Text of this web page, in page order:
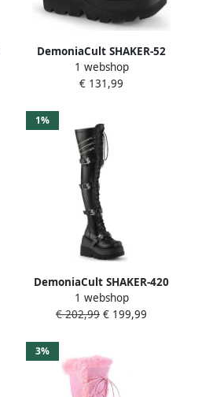
DemoniaCult SHAKER-52
Plateau Laarzen 35 Shoes
Zwart
1 webshop
€ 131,99
1%
DemoniaCult SHAKER-420
Plateau overknee Laarzen
41 Shoes Zwart
1 webshop
€ 202,99 € 199,99
3%